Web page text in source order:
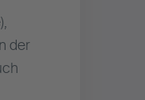
der